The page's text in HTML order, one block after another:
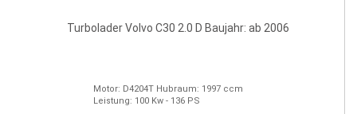
Turbolader Volvo C30 2.0 D Baujahr: ab 2006
Motor: D4204T Hubraum: 1997 ccm
Leistung: 100 Kw - 136 PS